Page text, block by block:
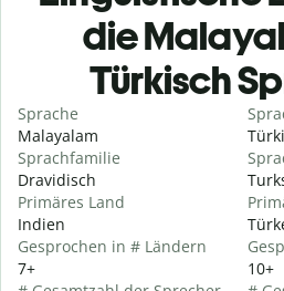
die
Türkisch
Sprache
Malayalam
Sprachfamilie
Dravidisch
Primäres Land
Indien
Gesprochen in # Ländern
7+
10+